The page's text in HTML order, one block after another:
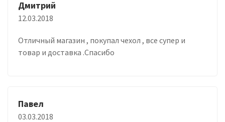
Дмитрий
12.03.2018
Отличный магазин , покупал чехол , все супер и
товар и доставка .Спасибо
Павел
03.03.2018